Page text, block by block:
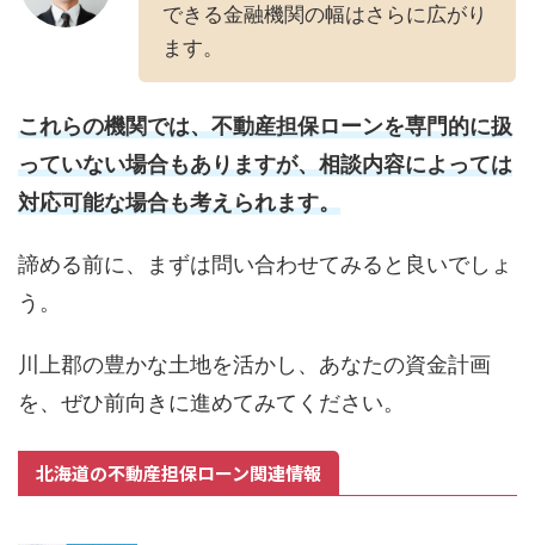
できる金融機関の幅はさらに広がり
ます。
これらの機関では、不動産担保ローンを専門的に扱
っていない場合もありますが、相談内容によっては
対応可能な場合も考えられます。
諦める前に、まずは問い合わせてみると良いでしょ
う。
川上郡の豊かな土地を活かし、あなたの資金計画
を、ぜひ前向きに進めてみてください。
北海道の不動産担保ローン関連情報